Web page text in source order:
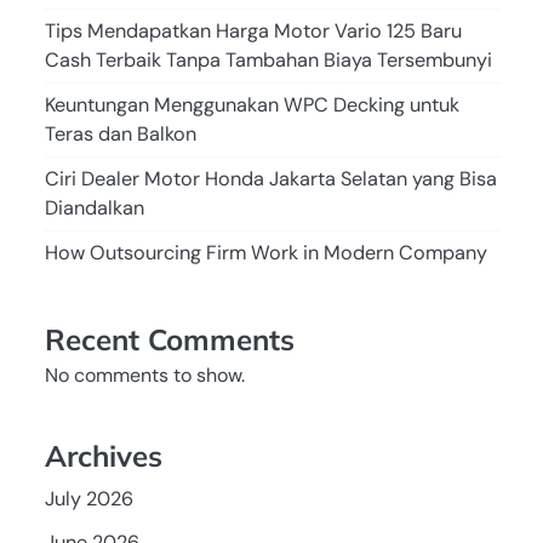
Tips Mendapatkan Harga Motor Vario 125 Baru
Cash Terbaik Tanpa Tambahan Biaya Tersembunyi
Keuntungan Menggunakan WPC Decking untuk
Teras dan Balkon
Ciri Dealer Motor Honda Jakarta Selatan yang Bisa
Diandalkan
How Outsourcing Firm Work in Modern Company
Recent Comments
No comments to show.
Archives
July 2026